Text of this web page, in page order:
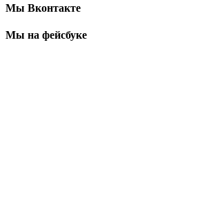
Мы Вконтакте
Мы на фейсбуке